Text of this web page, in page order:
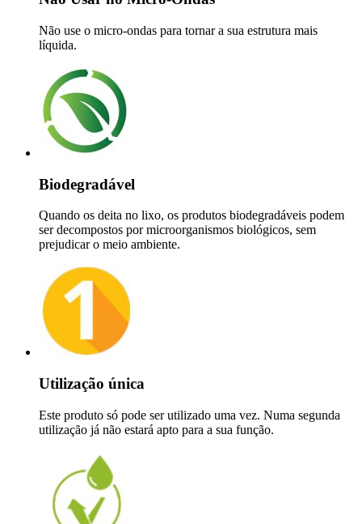
Não use o micro-ondas para tornar a sua estrutura mais
líquida.
Biodegradável
Quando os deita no lixo, os produtos biodegradáveis podem
ser decompostos por microorganismos biológicos, sem
prejudicar o meio ambiente.
Utilização única
Este produto só pode ser utilizado uma vez. Numa segunda
utilização já não estará apto para a sua função.